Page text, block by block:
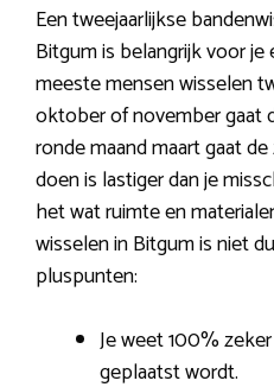
Een tweejaarlijkse
Bitgum is belangrijk voor je
meeste mensen wisselen
oktober of november gaat
ronde maand maart gaat
doen is lastiger dan je
het wat ruimte en
wisselen in Bitgum is niet
pluspunten:
Je weet 100%
geplaatst wordt.